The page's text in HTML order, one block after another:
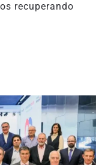
recuperando